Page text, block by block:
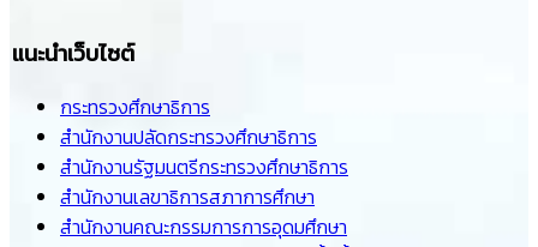
แนะนำเว็บไซต์
กระทรวงศึกษาธิการ
สำนักงานปลัดกระทรวงศึกษาธิการ
สำนักงานรัฐมนตรีกระทรวงศึกษาธิการ
สำนักงานเลขาธิการสภาการศึกษา
สำนักงานคณะกรรมการการอุดมศึกษา